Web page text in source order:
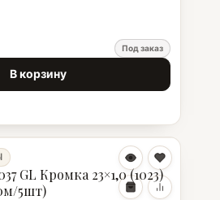
Под заказ
В корзину
GL Кромка 23×1,0 (1023)
5шт)